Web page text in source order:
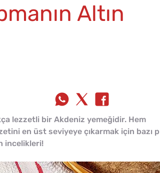
Altın
lezzetli bir Akdeniz yemeğidir. Hem
en üst seviyeye çıkarmak için bazı
incelikleri!